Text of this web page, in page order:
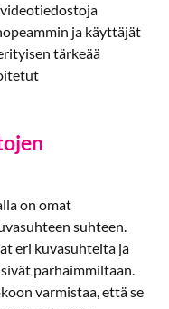
ja käyttäjät
tärkeää
on omat
suhteen.
eri kuvasuhteita ja
parhaimmiltaan.
varmistaa, että se